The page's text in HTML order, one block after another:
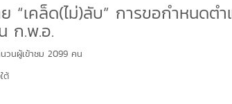
“เคล็ด(ไม่)ลับ” การขอกำหนดต
ก.พ.อ.
วนผู้เข้าชม 2099 คน
ต้